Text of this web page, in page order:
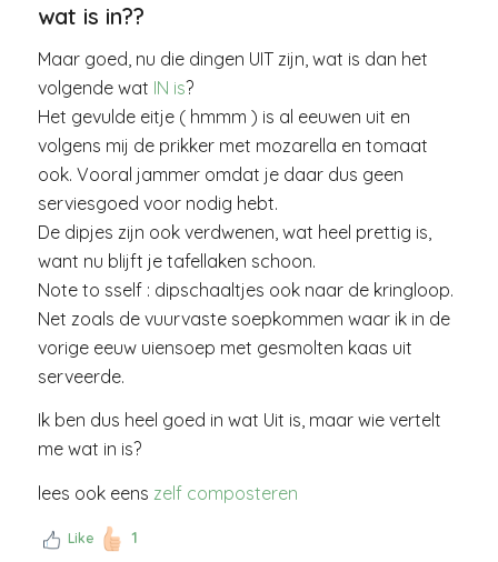
wat is in??
Maar goed, nu die dingen UIT zijn, wat is dan het
volgende wat IN is?
Het gevulde eitje ( hmmm ) is al eeuwen uit en
volgens mij de prikker met mozarella en tomaat
ook. Vooral jammer omdat je daar dus geen
serviesgoed voor nodig hebt.
De dipjes zijn ook verdwenen, wat heel prettig is,
want nu blijft je tafellaken schoon.
Note to sself : dipschaaltjes ook naar de kringloop.
Net zoals de vuurvaste soepkommen waar ik in de
vorige eeuw uiensoep met gesmolten kaas uit
serveerde.
Ik ben dus heel goed in wat Uit is, maar wie vertelt
me wat in is?
lees ook eens zelf composteren
Like 1